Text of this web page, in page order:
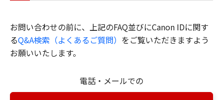
お問い合わせの前に、上記のFAQ並びにCanon IDに関す
るQ&A検索（よくあるご質問） をご覧いただきますよう
お願いいたします。
電話・メールでの